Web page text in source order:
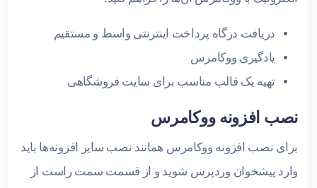
دریافت درگاه پرداخت اینترنتی واسط و مستقیم
یادگیری ووکامرس
تهیه یک قالب مناسب برای سایت فروشگاهی
نصب افزونه ووکامرس
برای نصب افزونه ووکامرس همانند نصب سایر افزونه‌ها باید
وارد پیشخوان وردپرس شوید و از قسمت سمت راست از